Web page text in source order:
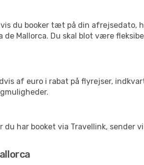
du booker tæt på din afrejsedato,
Mallorca. Du skal blot være
af euro i rabat på flyrejser,
har booket via Travellink, sender